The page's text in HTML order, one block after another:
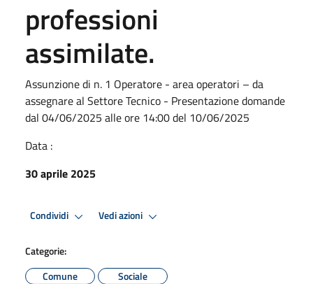
professioni
assimilate.
Assunzione di n. 1 Operatore - area operatori – da
assegnare al Settore Tecnico - Presentazione domande
dal 04/06/2025 alle ore 14:00 del 10/06/2025
Data :
30 aprile 2025
Condividi Vedi azioni
Categorie:
Comune
Sociale